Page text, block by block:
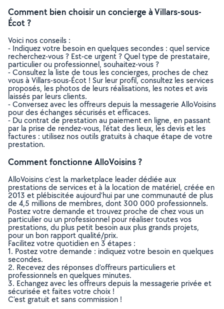
Comment bien choisir un concierge à Villars-sous-
Écot ?
Voici nos conseils :
- Indiquez votre besoin en quelques secondes : quel service
recherchez-vous ? Est-ce urgent ? Quel type de prestataire,
particulier ou professionnel, souhaitez-vous ?
- Consultez la liste de tous les concierges, proches de chez
vous à Villars-sous-Écot ! Sur leur profil, consultez les services
proposés, les photos de leurs réalisations, les notes et avis
laissés par leurs clients.
- Conversez avec les offreurs depuis la messagerie AlloVoisins
pour des échanges sécurisés et efficaces.
- Du contrat de prestation au paiement en ligne, en passant
par la prise de rendez-vous, l’état des lieux, les devis et les
factures : utilisez nos outils gratuits à chaque étape de votre
prestation.
Comment fonctionne AlloVoisins ?
AlloVoisins c’est la marketplace leader dédiée aux
prestations de services et à la location de matériel, créée en
2013 et plébiscitée aujourd’hui par une communauté de plus
de 4,5 millions de membres, dont 300 000 professionnels.
Postez votre demande et trouvez proche de chez vous un
particulier ou un professionnel pour réaliser toutes vos
prestations, du plus petit besoin aux plus grands projets,
pour un bon rapport qualité/prix.
Facilitez votre quotidien en 3 étapes :
1. Postez votre demande : indiquez votre besoin en quelques
secondes.
2. Recevez des réponses d’offreurs particuliers et
professionnels en quelques minutes.
3. Echangez avec les offreurs depuis la messagerie privée et
sécurisée et faites votre choix !
C’est gratuit et sans commission !